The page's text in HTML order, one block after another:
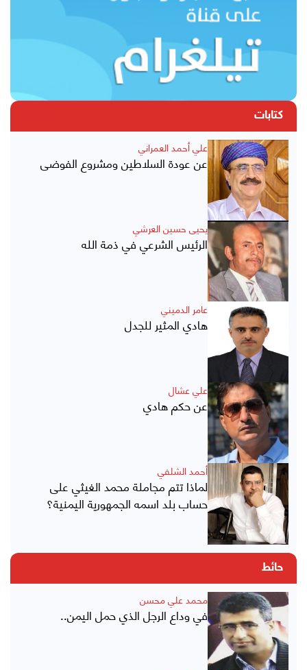
كتابات
علي أحمد العمراني
عن عودة السلاطين ومشروع الفوضى
يحيى حسين العرشي
الرئيس الشرعي في ذمة الله
عامر الدميني
هادي المثير للجدل
علي عشال
عن حكم هادي
أحمد الشلفي
لماذا تتم مجاملة محمد الغيثي على
حساب بلد اسمه الجمهورية اليمنية؟
حائط
محمد علي محسن
في وداع الرجل الذي حمل اليمن..